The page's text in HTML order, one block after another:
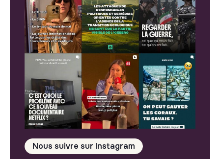
Nous suivre sur Instagram